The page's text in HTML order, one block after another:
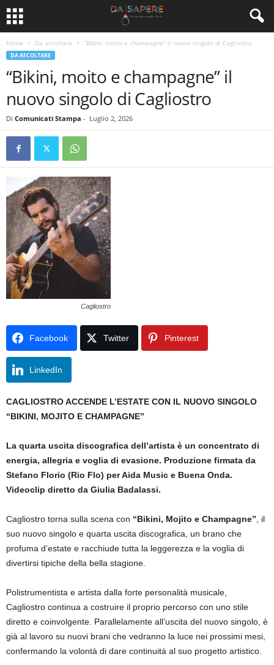
Home Da ascoltare “Bikini, moito e champagne” il nuovo singolo di Cagliostro
DA ASCOLTARE
“Bikini, moito e champagne” il
nuovo singolo di Cagliostro
Di Comunicati Stampa - Luglio 2, 2026
Cagliostro
Facebook Twitter Pinterest
LinkedIn
CAGLIOSTRO ACCENDE L’ESTATE CON IL NUOVO SINGOLO
“BIKINI, MOJITO E CHAMPAGNE”
La quarta uscita discografica dell’artista è un concentrato di
energia, allegria e voglia di evasione. Produzione firmata da
Stefano Florio (Rio Flo) per Aida Music e Buena Onda.
Videoclip diretto da Giulia Badalassi.
Cagliostro torna sulla scena con “Bikini, Mojito e Champagne” , il
suo nuovo singolo e quarta uscita discografica, un brano che
profuma d’estate e racchiude tutta la leggerezza e la voglia di
divertirsi tipiche della bella stagione.
Polistrumentista e artista dalla forte personalità musicale,
Cagliostro continua a costruire il proprio percorso con uno stile
diretto e coinvolgente. Parallelamente all’uscita del nuovo singolo, è
già al lavoro su nuovi brani che vedranno la luce nei prossimi mesi,
confermando la volontà di dare continuità al suo progetto artistico.